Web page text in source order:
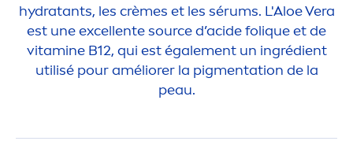
hydratants, les crèmes et les sérums. L'Aloe Vera
est une excellente source d’acide folique et de
vitamine B12, qui est également un ingrédient
utilisé pour améliorer la pigmentation de la
peau.